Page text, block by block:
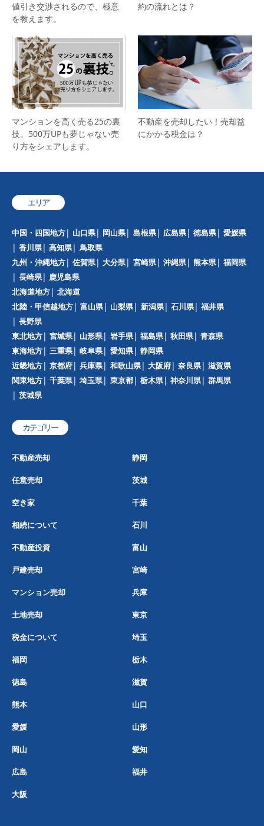
値引き交渉されるので、極意
を教えます。
約の流れとは？
マンションを高く売る25の裏
技。500万UPも夢じゃない売
り方をシェアします。
不動産を売却したい！売却益
にかかる税金は？
エリア
中国・四国地方 山口県 岡山県 島根県 広島県 徳島県
愛媛県
香川県
高知県
鳥取県
九州・沖縄地方
佐賀県 大分県 宮崎県 沖縄県 熊本県
福岡県
長崎県
鹿児島県
北海道地方
北海道
北陸・甲信越地方
富山県 山梨県 新潟県 石川県
福井県
長野県
東北地方
宮城県 山形県 岩手県 福島県 秋田県
青森県
東海地方
三重県 岐阜県 愛知県
静岡県
近畿地方
京都府 兵庫県 和歌山県 大阪府 奈良県
滋賀県
関東地方
千葉県 埼玉県 東京都 栃木県 神奈川県
群馬県
茨城県
カテゴリー
不動産売却 静岡
任意売却 茨城
空き家 千葉
相続について 石川
不動産投資 富山
戸建売却 宮崎
マンション売却 兵庫
土地売却 東京
税金について 埼玉
福岡 栃木
徳島 滋賀
熊本 山口
愛媛 山形
岡山 愛知
広島 福井
大阪